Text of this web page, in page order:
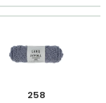
258